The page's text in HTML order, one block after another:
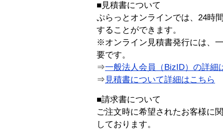
■見積書について
ぷらっとオンラインでは、24時
することができます。
※オンライン見積書発行には、
要です。
⇒一般法人会員（BizID）の詳細
⇒ 見積書について詳細はこちら
■請求書について
ご注文時に希望されたお客様に
しております。